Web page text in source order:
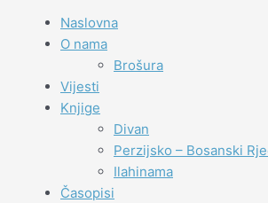
Naslovna
O nama
Brošura
Vijesti
Knjige
Divan
Perzijsko – Bosanski
Ilahinama
Časopisi